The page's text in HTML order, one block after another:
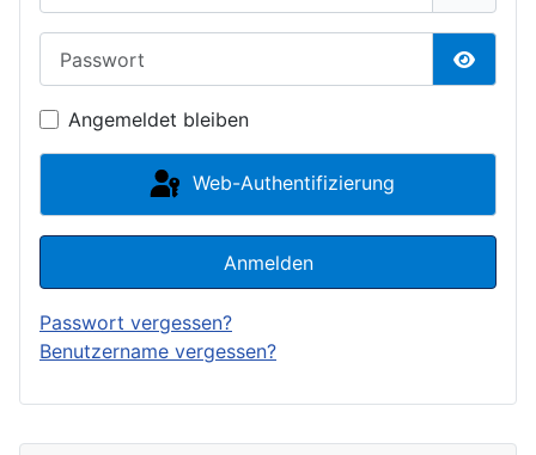
Angemeldet bleiben
Web-Authentifizierung
Anmelden
Passwort vergessen?
Benutzername vergessen?